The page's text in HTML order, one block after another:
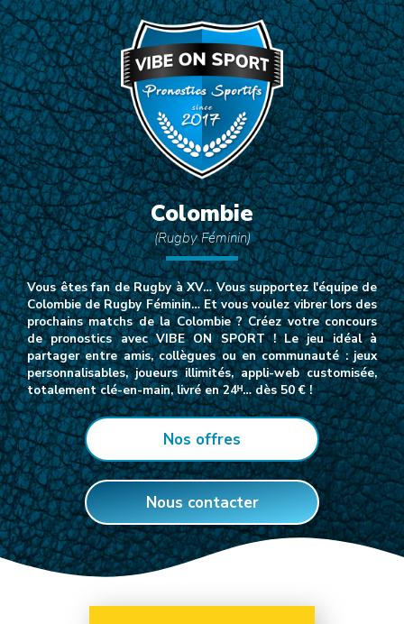
Colombie
(Rugby Féminin)
Vous êtes fan de Rugby à XV… Vous supportez l'équipe de
Colombie de Rugby Féminin… Et vous voulez vibrer lors des
prochains matchs de la Colombie ? Créez votre concours
de pronostics avec VIBE ON SPORT ! Le jeu idéal à
partager entre amis, collègues ou en communauté : jeux
personnalisables, joueurs illimités, appli-web customisée,
totalement clé-en-main, livré en 24ᴴ… dès 50 € !
Nos offres
Nous contacter